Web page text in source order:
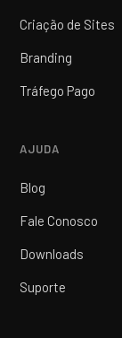
Criação de Sites
Branding
Tráfego Pago
AJUDA
Blog
Fale Conosco
Downloads
Suporte